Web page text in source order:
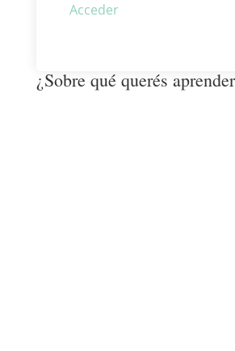
Acceder
¿Sobre qué querés